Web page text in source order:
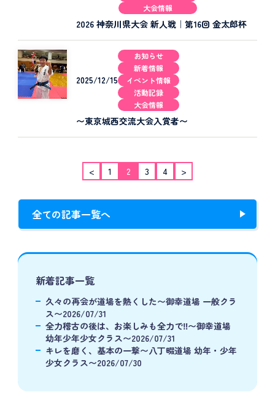
大会情報
2026 神奈川県大会 新人戦｜第16回 金太郎杯
2025/12/15
お知らせ
新着情報
イベント情報
活動記録
大会情報
〜東京城西交流大会入賞者〜
< 1 2 3 4 >
全ての記事一覧へ
新着記事一覧
久々の再会が道場を熱くした〜御幸道場 一般クラ
ス〜2026/07/31
全力稽古の後は、お楽しみも全力で‼️〜御幸道場
幼年少年少女クラス〜2026/07/31
キレを磨く、基本の一撃〜八丁畷道場 幼年・少年
少女クラス〜2026/07/30